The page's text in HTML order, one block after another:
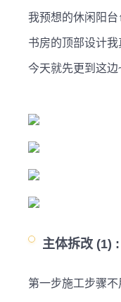
我预想的休闲阳
书房的顶部设计
今天就先更到这边
主体拆改 (1) :
第一步施工步骤